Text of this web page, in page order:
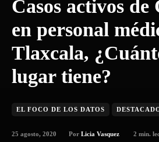
Casos activos de
en personal
Tlaxcala,
lugar tiene?
EL FOCO DE LOS DATOS
25 agosto, 2020 Por Licia Vasquez 2 min.